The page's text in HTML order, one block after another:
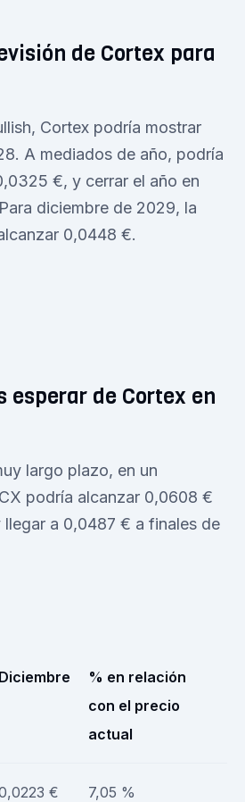
de Cortex para
Cortex podría mostrar
A mediados de año, podría
€, y cerrar el año en
diciembre de 2029, la
0,0448 €.
esperar de Cortex en
largo plazo, en un
podría alcanzar 0,0608 €
a 0,0487 € a finales de
Diciembre
% en relación
con el precio
actual
€ 7,05 %